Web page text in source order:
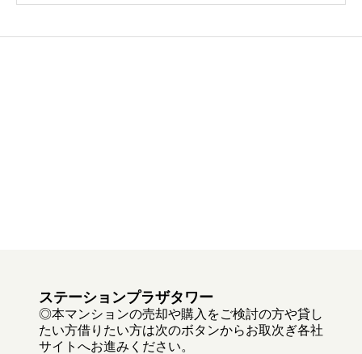
ステーションプラザタワー
◎本マンションの売却や購入をご検討の方や貸し
たい方借りたい方は次のボタンからお取次ぎ各社
サイトへお進みください。